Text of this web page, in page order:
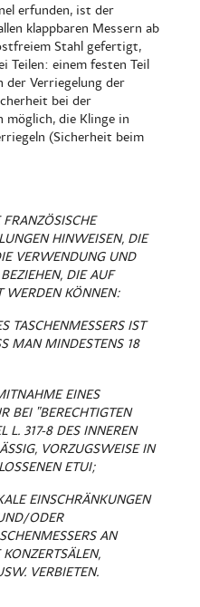
erfunden, ist der
klappbaren Messern ab
Stahl gefertigt,
Teilen: einem festen Teil
der Verriegelung der
bei der
möglich, die Klinge in
(Sicherheit beim
HINWEISEN, DIE
VERWENDUNG UND
DIE AUF
WERDEN KÖNNEN:
TASCHENMESSERS IST
MAN MINDESTENS 18
EINES
BEI "BERECHTIGTEN
L. 317-8 DES INNEREN
VORZUGSWEISE IN
ETUI;
EINSCHRÄNKUNGEN
ODER
AN
VERBIETEN.